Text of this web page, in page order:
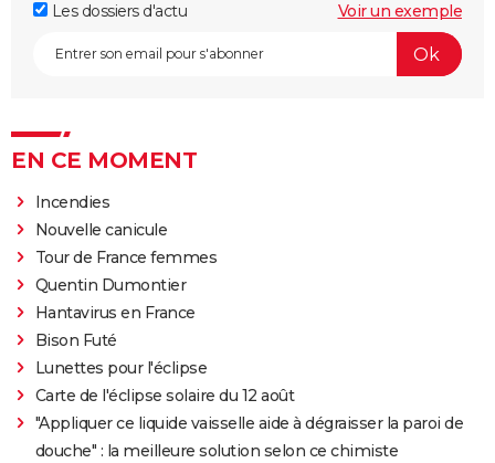
Les dossiers d'actu
Voir un exemple
EN CE MOMENT
Incendies
Nouvelle canicule
Tour de France femmes
Quentin Dumontier
Hantavirus en France
Bison Futé
Lunettes pour l'éclipse
Carte de l'éclipse solaire du 12 août
"Appliquer ce liquide vaisselle aide à dégraisser la paroi de
douche" : la meilleure solution selon ce chimiste